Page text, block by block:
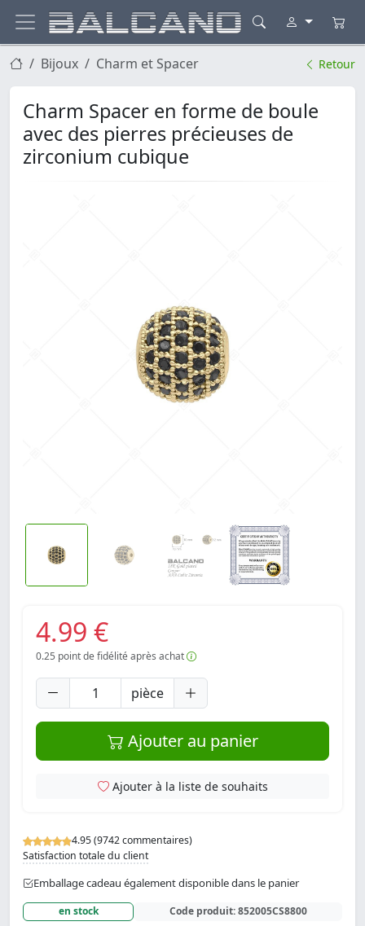
Bijoux Charm et Spacer Retour
Charm Spacer en forme de boule
avec des pierres précieuses de
zirconium cubique
4.95 (9742 commentaires)
Satisfaction totale du client
Emballage cadeau également disponible dans le panier
en stock Code produit:852005CS8800
4.99 €
0.25 point de fidélité après achat
pièce
Ajouter au panier
Ajouter à la liste de souhaits